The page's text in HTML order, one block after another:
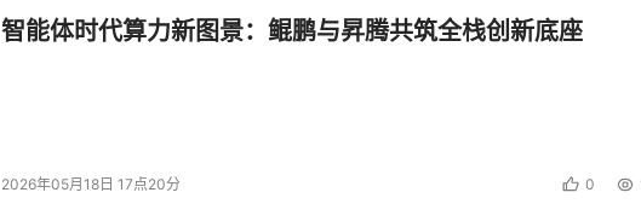
智能体时代算力新图景：鲲鹏与昇腾共筑全栈创新底座
2026年05月18日 17点20分 0